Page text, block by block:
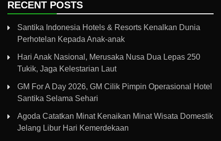
RECENT POSTS
Santika Indonesia Hotels & Resorts Kenalkan Dunia
Perhotelan Kepada Anak-anak
Hari Anak Nasional, Merusaka Nusa Dua Lepas 250
Tukik, Jaga Kelestarian Laut
GM For A Day 2026, GM Cilik Pimpin Operasional Hotel
Santika Selama Sehari
Agoda Catatkan Minat Kenaikan Minat Wisata Domestik
Jelang Libur Hari Kemerdekaan